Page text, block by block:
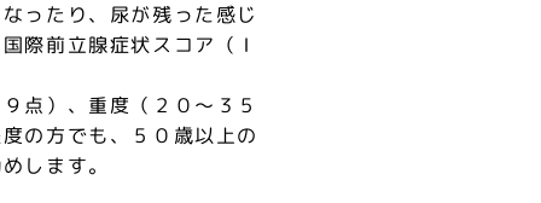
ったり、尿が残った感じ
際前立腺症状スコア（Ｉ
点）、重度（２０～３５
の方でも、５０歳以上の
します。